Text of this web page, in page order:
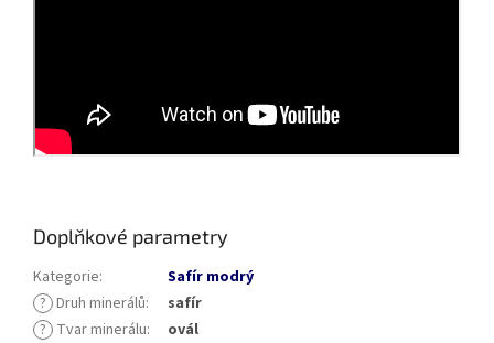
Doplňkové parametry
Kategorie:
Safír modrý
? Druh minerálů:
safír
? Tvar minerálu:
ovál